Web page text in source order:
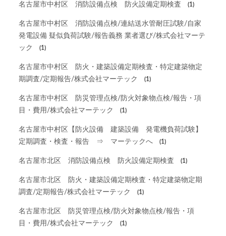
名古屋市中村区 消防設備点検 防火設備定期検査 (1)
名古屋市中村区 消防設備点検/連結送水管耐圧試験/自家
発電設備 疑似負荷試験/報告義務 業者選び/株式会社マーテ
ック
(1)
名古屋市中村区 防火・建築設備定期検査・特定建築物定
期調査/定期報告/株式会社マーテック
(1)
名古屋市中村区 防災管理点検/防火対象物点検/報告・項
目・費用/株式会社マーテック
(1)
名古屋市中村区【防火設備 建築設備 発電機負荷試験】
定期調査・検査・報告 ⇒ マーテックへ
(1)
名古屋市北区 消防設備点検 防火設備定期検査 (1)
名古屋市北区 防火・建築設備定期検査・特定建築物定期
調査/定期報告/株式会社マーテック
(1)
名古屋市北区 防災管理点検/防火対象物点検/報告・項
目・費用/株式会社マーテック
(1)